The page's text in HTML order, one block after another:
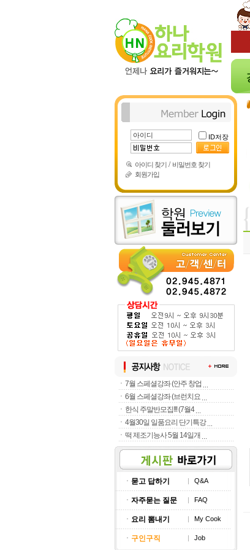
ID저장
아이디 찾기 / 비밀번호 찾기
회원가입
ㆍ 7월 스페셜강좌 (안주 창업
ㆍ 6월 스페셜강좌 (브런치요
ㆍ 한식 주말반모집!!! (7월4
ㆍ 4월30일 일품요리 단기특강
ㆍ 떡 제조기능사 5월 14일개
ㆍ 묻고 답하기 | Q&A
ㆍ 자주묻는 질문 | FAQ
ㆍ 요리 뽐내기 | My Cook
ㆍ 구인구직 | Job